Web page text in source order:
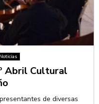
Noticias
Abril Cultural
de diversas